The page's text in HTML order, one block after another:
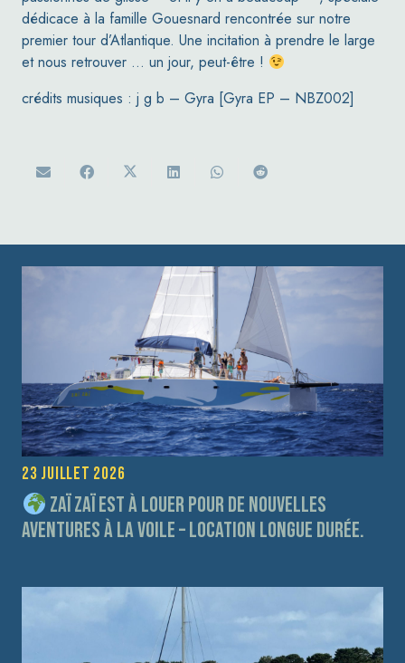
dédicace à la famille Gouesnard rencontrée sur notre
premier tour d’Atlantique. Une incitation à prendre le large
et nous retrouver … un jour, peut-être !
crédits musiques : j g b – Gyra [Gyra EP – NBZ002]
23 juillet 2026
Zaï Zaï est à louer pour de nouvelles
aventures à la voile – Location longue durée.